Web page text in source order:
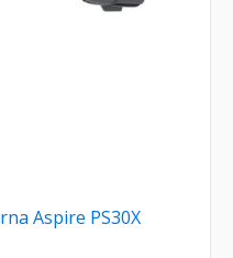
Aspire PS30X